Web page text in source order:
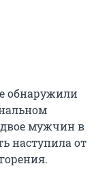
обнаружили
мужчин в
наступила от